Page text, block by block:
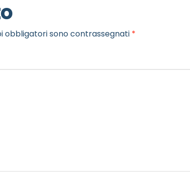
obbligatori sono contrassegnati *